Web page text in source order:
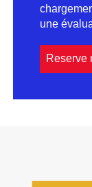
une
Reserve